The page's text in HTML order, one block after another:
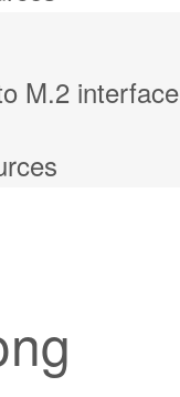
M.2 interface